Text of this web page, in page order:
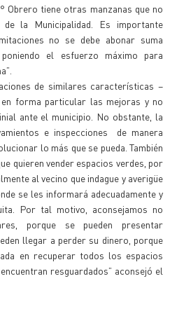
Obrero tiene otras manzanas que no
la Municipalidad. Es importante
no se debe abonar suma
el esfuerzo máximo para
de similares características –
en forma particular las mejoras y no
ante el municipio. No obstante, la
e inspecciones de manera
lo más que se pueda. También
quieren vender espacios verdes, por
al vecino que indague y averigüe
se les informará adecuadamente y
Por tal motivo, aconsejamos no
porque se pueden presentar
llegar a perder su dinero, porque
en recuperar todos los espacios
resguardados” aconsejó el